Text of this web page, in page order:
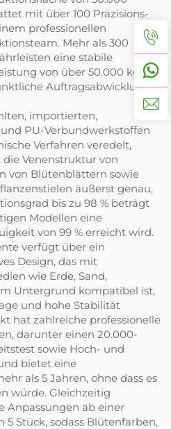
mit über 100 Präzisions-
professionellen
Mehr als 300
eine stabile
von über 50.000 kg
Auftragsabwicklung
importierten,
PU-Verbundwerkstoffen
Verfahren veredelt,
Venenstruktur von
von Blütenblättern sowie
äußerst genau,
bis zu 98 % beträgt
Modellen eine
von 99 % erreicht wird.
verfügt über ein
Design, das mit
wie Erde, Sand,
Untergrund kompatibel ist,
und hohe Stabilität
hat zahlreiche professionelle
darunter einen 20.000-
sowie Hoch- und
bietet eine
als 5 Jahren, ohne dass es
würde. Gleichzeitig
Anpassungen ab einer
Stück, sodass Blütenfarben,